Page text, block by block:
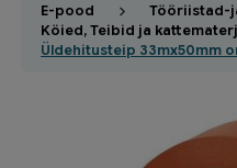
E-pood
Tööriistad-
Köied, Teibid ja
Üldehitusteip 33mx50mm